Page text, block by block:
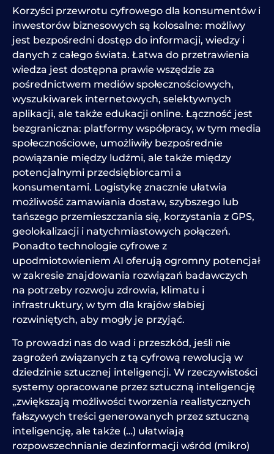
Korzyści przewrotu cyfrowego dla konsumentów i
inwestorów biznesowych są kolosalne: możliwy
jest bezpośredni dostęp do informacji, wiedzy i
danych z całego świata. Łatwa do przetrawienia
wiedza jest dostępna prawie wszędzie za
pośrednictwem mediów społecznościowych,
wyszukiwarek internetowych, selektywnych
aplikacji, ale także edukacji online. Łączność jest
bezgraniczna: platformy współpracy, w tym media
społecznościowe, umożliwiły bezpośrednie
powiązanie między ludźmi, ale także między
potencjalnymi przedsiębiorcami a
konsumentami. Logistykę znacznie ułatwia
możliwość zamawiania dostaw, szybszego lub
tańszego przemieszczania się, korzystania z GPS,
geolokalizacji i natychmiastowych połączeń.
Ponadto technologie cyfrowe z
upodmiotowieniem AI oferują ogromny potencjał
w zakresie znajdowania rozwiązań badawczych
na potrzeby rozwoju zdrowia, klimatu i
infrastruktury, w tym dla krajów słabiej
rozwiniętych, aby mogły je przyjąć.
To prowadzi nas do wad i przeszkód, jeśli nie
zagrożeń związanych z tą cyfrową rewolucją w
dziedzinie sztucznej inteligencji. W rzeczywistości
systemy opracowane przez sztuczną inteligencję
„zwiększają możliwości tworzenia realistycznych
fałszywych treści generowanych przez sztuczną
inteligencję, ale także (…) ułatwiają
rozpowszechnianie dezinformacji wśród (mikro)